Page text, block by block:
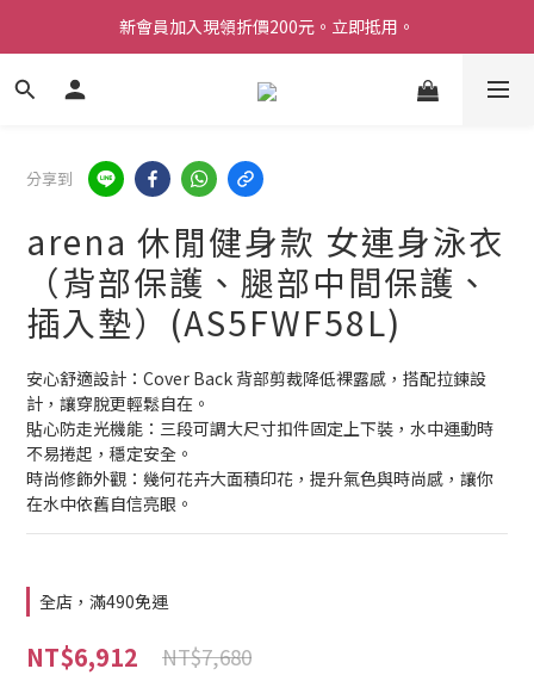
Welcome 台灣官方旗艦館
新會員加入現領折價200元。立即抵用。
Welcome 台灣官方旗艦館
分享到
arena 休閒健身款 女連身泳衣
（背部保護、腿部中間保護、
插入墊）(AS5FWF58L)
安心舒適設計：Cover Back 背部剪裁降低裸露感，搭配拉鍊設
計，讓穿脫更輕鬆自在。
貼心防走光機能：三段可調大尺寸扣件固定上下裝，水中運動時
不易捲起，穩定安全。
時尚修飾外觀：幾何花卉大面積印花，提升氣色與時尚感，讓你
在水中依舊自信亮眼。
全店，滿490免運
NT$6,912 NT$7,680